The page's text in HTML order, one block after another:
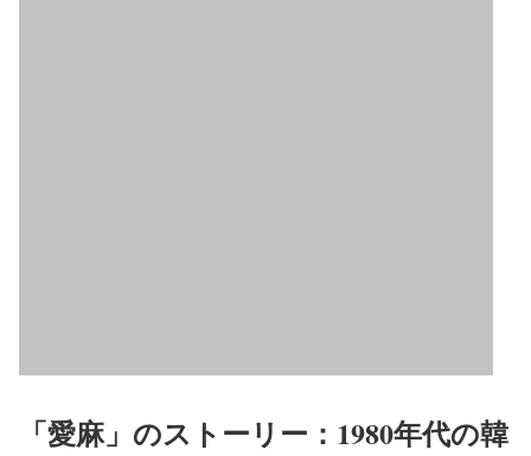
「愛麻」のストーリー：1980年代の韓